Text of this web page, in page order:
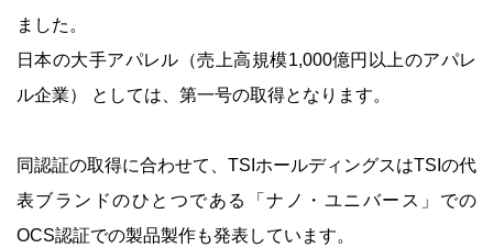
ました。
日本の大手アパレル（売上高規模1,000億円以上のアパレ
ル企業） としては、第一号の取得となります。
同認証の取得に合わせて、TSIホールディングスはTSIの代
表ブランドのひとつである「ナノ・ユニバース」での
OCS認証での製品製作も発表しています。